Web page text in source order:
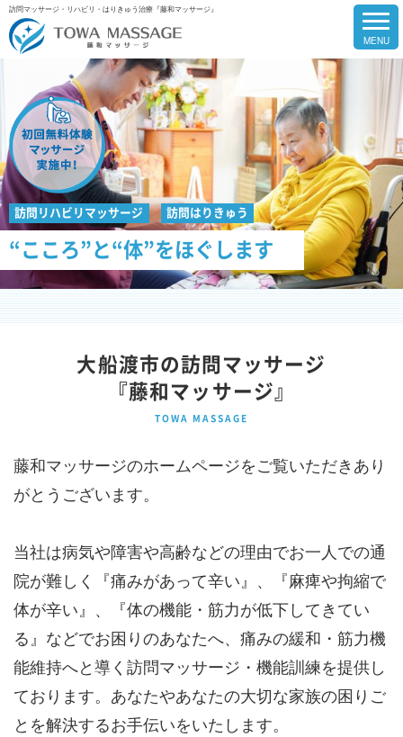
訪問マッサージ・リハビリ・はりきゅう治療『藤和マッサージ』
訪問リハビリマッサージ 訪問はりきゅう
“こころ”と“体”をほぐします
大船渡市の訪問マッサージ
『藤和マッサージ』
TOWA MASSAGE
藤和マッサージのホームページをご覧いただきあり
がとうございます。
当社は病気や障害や高齢などの理由でお一人での通
院が難しく『痛みがあって辛い』、『麻痺や拘縮で
体が辛い』、『体の機能・筋力が低下してきてい
る』などでお困りのあなたへ、痛みの緩和・筋力機
能維持へと導く訪問マッサージ・機能訓練を提供し
ております。あなたやあなたの大切な家族の困りご
とを解決するお手伝いをいたします。